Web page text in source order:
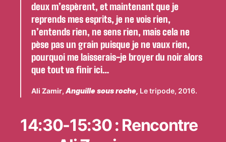
deux m’espèrent, et maintenant que je
reprends mes esprits, je ne vois rien,
n’entends rien, ne sens rien, mais cela ne
pèse pas un grain puisque je ne vaux rien,
pourquoi me laisserais-je broyer du noir alors
que tout va finir ici…
Ali Zamir, Anguille sous roche, Le tripode, 2016.
14:30-15:30 : Rencontre